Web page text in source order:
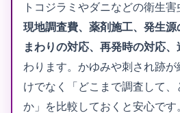
トコジラミやダニなどの衛生
現地調査費、薬剤施工、発生
まわりの対応、再発時の対応
わります。かゆみや刺され跡
けでなく「どこまで調査して
か」を比較しておくと安心です